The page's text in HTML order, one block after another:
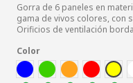
Gorra de 6 paneles en
gama de vivos colores, con
Orificios de ventilación
Color
AZUL
VER NARA ROJ AMA